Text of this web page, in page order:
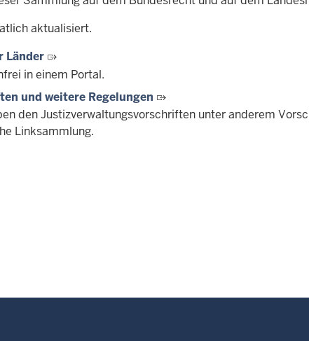
aktualisiert.
Länder
in einem Portal.
und weitere Regelungen
den Justizverwaltungsvorschriften unter anderem
Linksammlung.